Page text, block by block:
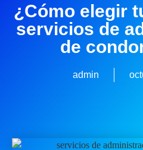
¿Cómo elegir
servicios de
de
admin